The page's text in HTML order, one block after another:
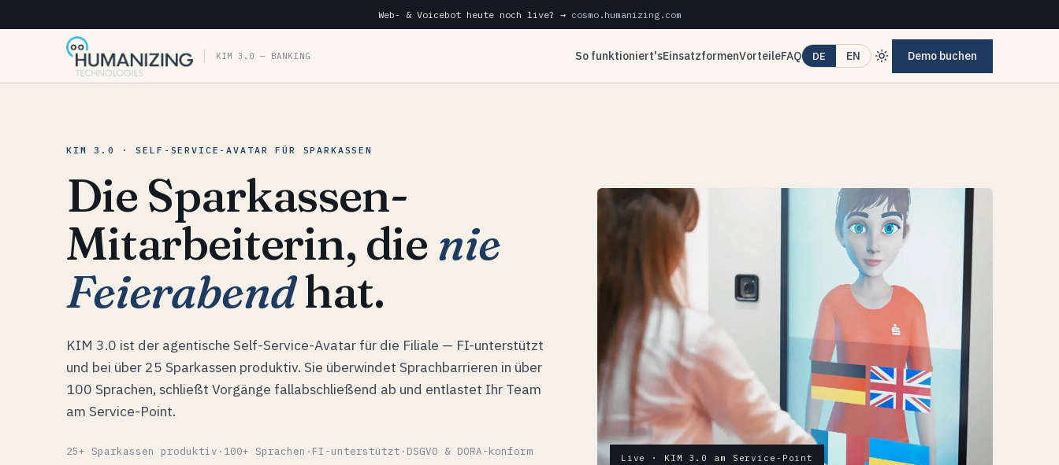
Web- & Voicebot heute noch live? → cosmo.humanizing.com
KIM 3.0 — BANKING So funktioniert'sEinsatzformenVorteileFAQ DE EN Demo buchen
KIM 3.0 · SELF-SERVICE-AVATAR FÜR SPARKASSEN
Die Sparkassen-
Mitarbeiterin, die nie
Feierabendhat.
KIM 3.0 ist der agentische Self-Service-Avatar für die Filiale — FI-unterstützt
und bei über 25 Sparkassen produktiv. Sie überwindet Sprachbarrieren in über
100 Sprachen, schließt Vorgänge fallabschließend ab und entlastet Ihr Team
am Service-Point.
25+ Sparkassen produktiv · 100+ Sprachen · FI-unterstützt · DSGVO & DORA-konform
Live · KIM 3.0 am Service-Point